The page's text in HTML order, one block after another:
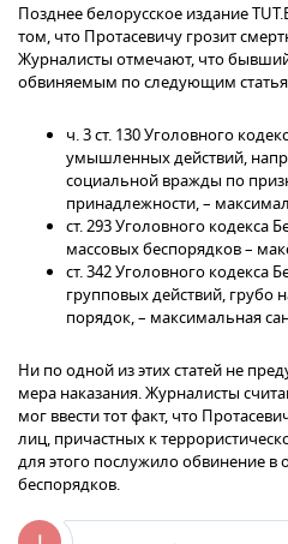
Позднее белорусское издание
том, что Протасевичу грозит
Журналисты отмечают, что
обвиняемым по следующим
ч. 3 ст. 130 Уголовного
умышленных действий,
социальной вражды по
принадлежности, –
ст. 293 Уголовного кодекса
массовых беспорядков –
ст. 342 Уголовного кодекса
групповых действий,
порядок, – максимальная
Ни по одной из этих статей не
мера наказания. Журналисты
мог ввести тот факт, что
лиц, причастных к
для этого послужило обвинение в
беспорядков.